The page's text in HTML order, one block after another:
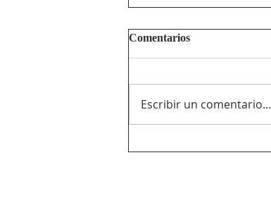
Comentarios
Escribir un comentario...